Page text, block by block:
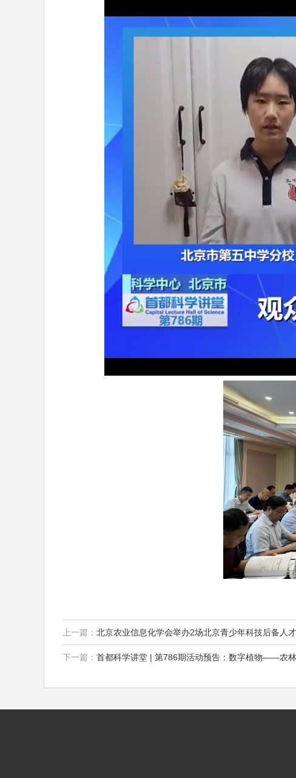
上一篇： 北京农业信息化学会举办2场北京青少年科技后备人
下一篇： 首都科学讲堂 | 第786期活动预告：数字植物——农